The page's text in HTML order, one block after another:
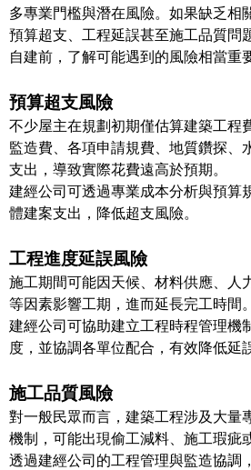
多專業門檻與潛在風險。如果缺乏相
預算超支、工程延誤甚至施工品質問
自建前，了解可能遇到的風險相當重
預算超支風險
不少屋主在規劃初期僅估算建築工程
監造費、各項申請規費、地質鑽探、
支出，導致實際花費遠高於預期。
建經公司可透過專業成本分析與預算
體建案支出，降低超支風險。
工程進度延誤風險
施工期間可能因天候、材料供應、人
等因素影響工期，進而延長完工時間。
建經公司可協助建立工程時程管理機
度，並協調各單位配合，有效降低延
施工品質風險
對一般民眾而言，建築工程涉及大量
機制，可能出現偷工減料、施工瑕疵
透過建經公司的工程管理與監造協調